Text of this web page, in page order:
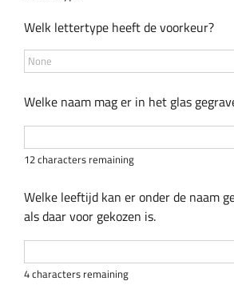
Welk lettertype heeft de voorkeur?
Welke naam mag er in het glas
12characters remaining
Welke leeftijd kan er onder de naam
als daar voor gekozen is.
4characters remaining